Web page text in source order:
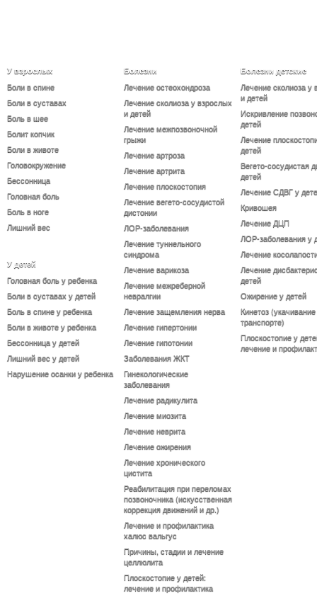
У взрослых
Боли в спине
Боли в суставах
Боль в шее
Болит копчик
Боли в животе
Головокружение
Бессонница
Головная боль
Боль в ноге
Лишний вес
У детей
Головная боль у ребенка
Боли в суставах у детей
Боль в спине у ребенка
Боли в животе у ребенка
Бессонница у детей
Лишний вес у детей
Нарушение осанки у ребенка
Болезни
Лечение остеохондроза
Лечение сколиоза у взрослых
и детей
Лечение межпозвоночной
грыжи
Лечение артроза
Лечение артрита
Лечение плоскостопия
Лечение вегето-сосудистой
дистонии
ЛОР-заболевания
Лечение туннельного
синдрома
Лечение варикоза
Лечение межреберной
невралгии
Лечение защемления нерва
Лечение гипертонии
Лечение гипотонии
Заболевания ЖКТ
Гинекологические
заболевания
Лечение радикулита
Лечение миозита
Лечение неврита
Лечение ожирения
Лечение хронического
цистита
Реабилитация при переломах
позвоночника (искусственная
коррекция движений и др.)
Лечение и профилактика
халюс вальгус
Причины, стадии и лечение
целлюлита
Плоскостопие у детей:
лечение и профилактика
Болезни детские
Лечение сколиоза у
и детей
Искривление
детей
Лечение
детей
Вегето-сосудистая
детей
Лечение СДВГ у
Кривошея
Лечение ДЦП
ЛОР-заболевания у
Лечение
Лечение
детей
Ожирение у детей
Кинетоз
транспорте)
Плоскостопие у
лечение и